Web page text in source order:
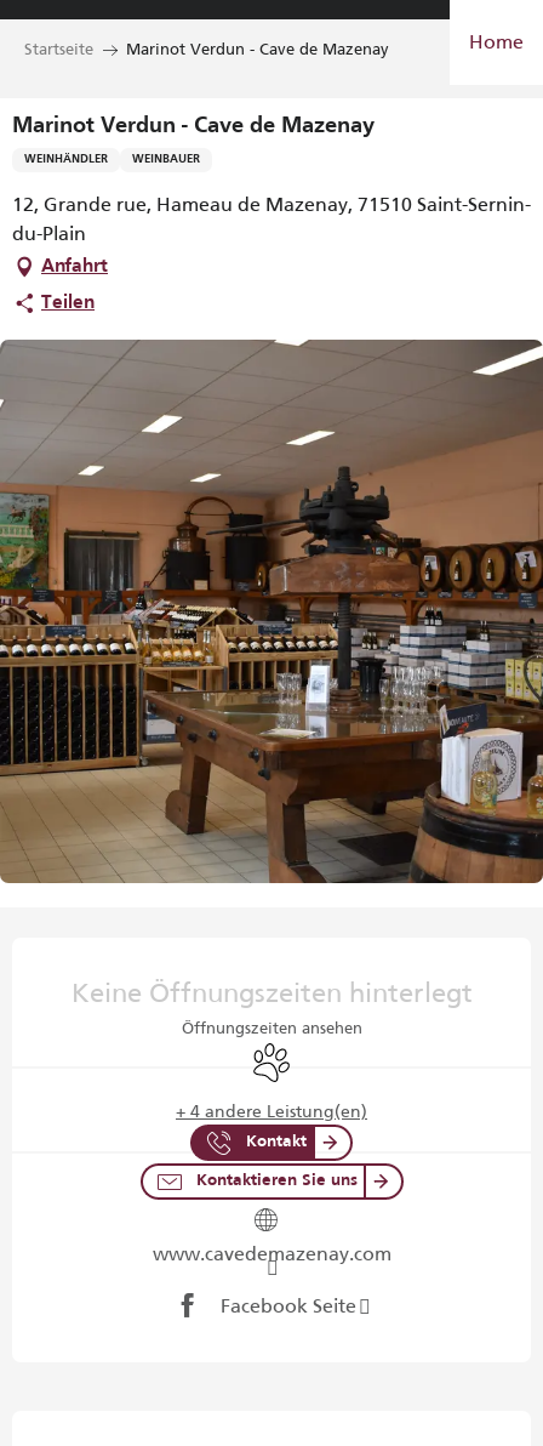
Aller
Home
Startseite Marinot Verdun - Cave de Mazenay
Marinot Verdun - Cave de Mazenay
WEINHÄNDLER WEINBAUER
12, Grande rue, Hameau de Mazenay, 71510 Saint-Sernin-
du-Plain
Anfahrt
Teilen
Keine Öffnungszeiten hinterlegt
Öffnungszeiten ansehen
Tiere erlaubt
+ 4 andere Leistung(en)
Kontakt
Kontaktieren Sie uns
www.cavedemazenay.com
Facebook Seite